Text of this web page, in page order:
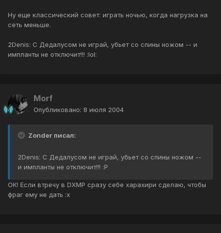
Ну еще классический совет: играть ночью, когда нагрузка на
сеть меньше.
2Denis: C Дедалусом не играй, убьет со спины ножом -- и
импланты не отключит!!! :lol:
Morf
Опубликовано: 8 июля 2004
Zonder писал:
2Denis: C Дедалусом не играй, убьет со спины ножом --
и импланты не отключит!!! :P
ОК! Если втречу в DXMP сразу себе харахири сделаю, чтобы
фраг ему не дать :x